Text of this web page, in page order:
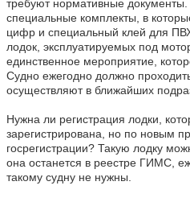
требуют нормативные документы.
специальные комплекты, в
цифр и специальный клей для
лодок, эксплуатируемых под
единственное мероприятие,
Судно ежегодно должно
осуществляют в ближайших
Нужна ли регистрация лодки,
зарегистрирована, но по новым
госрегистрации? Такую лодку
она останется в реестре ГИМС,
такому судну не нужны.